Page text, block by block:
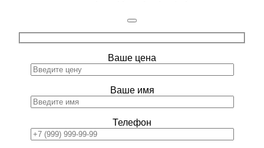
Ваше цена
Ваше имя
Телефон